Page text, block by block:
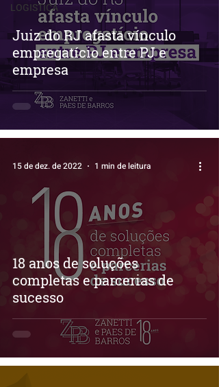
LOGISTICA
Juiz do RJ afasta vínculo
empregatício entre PJ e
empresa
18 anos de soluções
completas e parcerias de
sucesso
15 de dez. de 2022 1 min de leitura